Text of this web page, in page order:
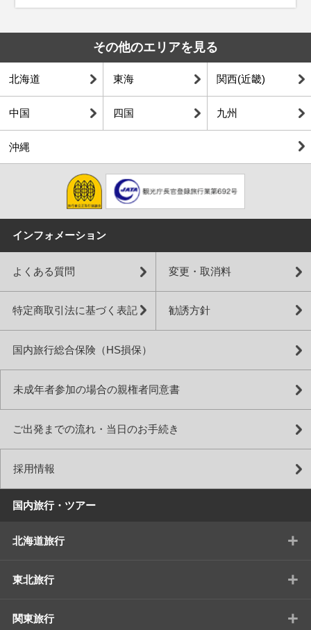
その他のエリアを見る
北海道 東海 関西(近畿)
中国 四国 九州
沖縄
インフォメーション
よくある質問 変更・取消料
特定商取引法に基づく表記 勧誘方針
国内旅行総合保険（HS損保）
未成年者参加の場合の親権者同意書
ご出発までの流れ・当日のお手続き
採用情報
国内旅行・ツアー
北海道旅行 +
東北旅行 +
関東旅行 +